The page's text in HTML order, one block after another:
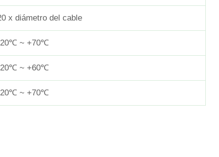
x diámetro del cable
~ +70℃
~ +60℃
~ +70℃